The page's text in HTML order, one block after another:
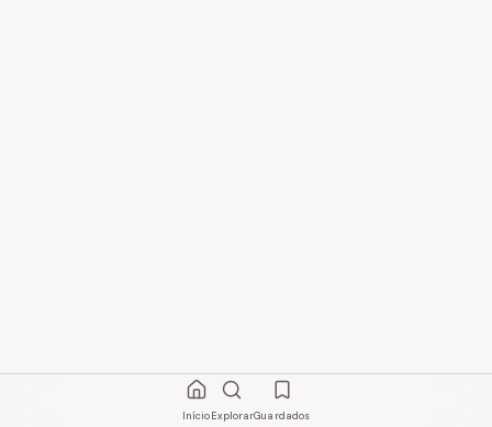
InícioExplorarGuardados